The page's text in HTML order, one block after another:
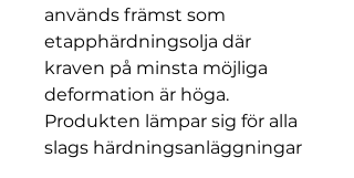
används främst som
etapphärdningsolja där
kraven på minsta möjliga
deformation är höga.
Produkten lämpar sig för alla
slags härdningsanläggningar